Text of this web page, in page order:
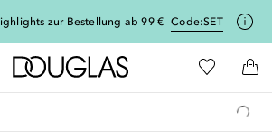
zur Bestellung ab 99 € Code:SET
Zur Douglas Startseite
Zu Meiner